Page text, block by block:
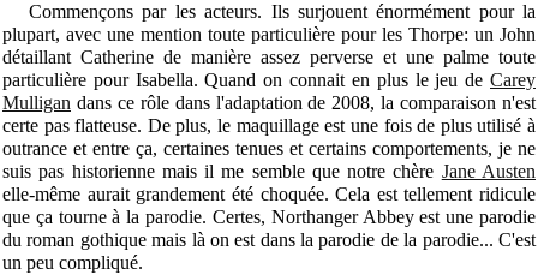
Commençons par les acteurs. Ils surjouent énormément pour la
plupart, avec une mention toute particulière pour les Thorpe: un John
détaillant Catherine de manière assez perverse et une palme toute
particulière pour Isabella. Quand on connait en plus le jeu de Carey
Mulligan dans ce rôle dans l'adaptation de 2008, la comparaison n'est
certe pas flatteuse. De plus, le maquillage est une fois de plus utilisé à
outrance et entre ça, certaines tenues et certains comportements, je ne
suis pas historienne mais il me semble que notre chère Jane Austen
elle-même aurait grandement été choquée. Cela est tellement ridicule
que ça tourne à la parodie. Certes, Northanger Abbey est une parodie
du roman gothique mais là on est dans la parodie de la parodie... C'est
un peu compliqué.